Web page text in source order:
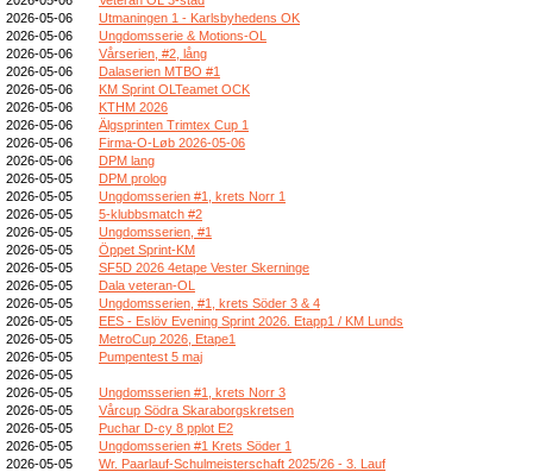
2026-05-06
Utmaningen 1 - Karlsbyhedens OK
2026-05-06
Ungdomsserie & Motions-OL
2026-05-06
Vårserien, #2, lång
2026-05-06
Dalaserien MTBO #1
2026-05-06
KM Sprint OLTeamet OCK
2026-05-06
KTHM 2026
2026-05-06
Älgsprinten Trimtex Cup 1
2026-05-06
Firma-O-Løb 2026-05-06
2026-05-06
DPM lang
2026-05-05
DPM prolog
2026-05-05
Ungdomsserien #1, krets Norr 1
2026-05-05
5-klubbsmatch #2
2026-05-05
Ungdomsserien, #1
2026-05-05
Öppet Sprint-KM
2026-05-05
SF5D 2026 4etape Vester Skerninge
2026-05-05
Dala veteran-OL
2026-05-05
Ungdomsserien, #1, krets Söder 3 & 4
2026-05-05
EES - Eslöv Evening Sprint 2026. Etapp1 / KM Lunds
2026-05-05
MetroCup 2026, Etape1
2026-05-05
Pumpentest 5 maj
2026-05-05
2026-05-05
Ungdomsserien #1, krets Norr 3
2026-05-05
Vårcup Södra Skaraborgskretsen
2026-05-05
Puchar D-cy 8 pplot E2
2026-05-05
Ungdomsserien #1 Krets Söder 1
2026-05-05
Wr. Paarlauf-Schulmeisterschaft 2025/26 - 3. Lauf